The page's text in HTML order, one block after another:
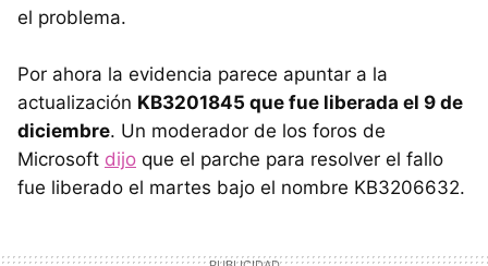
el problema.
Por ahora la evidencia parece apuntar a la
actualización KB3201845 que fue liberada el 9 de
diciembre. Un moderador de los foros de
Microsoft dijo que el parche para resolver el fallo
fue liberado el martes bajo el nombre KB3206632.